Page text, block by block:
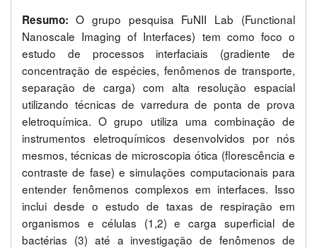
Resumo: O grupo pesquisa FuNII Lab (Functional
Nanoscale Imaging of Interfaces) tem como foco o
estudo de processos interfaciais (gradiente de
concentração de espécies, fenômenos de transporte,
separação de carga) com alta resolução espacial
utilizando técnicas de varredura de ponta de prova
eletroquímica. O grupo utiliza uma combinação de
instrumentos eletroquímicos desenvolvidos por nós
mesmos, técnicas de microscopia ótica (florescência e
contraste de fase) e simulações computacionais para
entender fenômenos complexos em interfaces. Isso
inclui desde o estudo de taxas de respiração em
organismos e células (1,2) e carga superficial de
bactérias (3) até a investigação de fenômenos de